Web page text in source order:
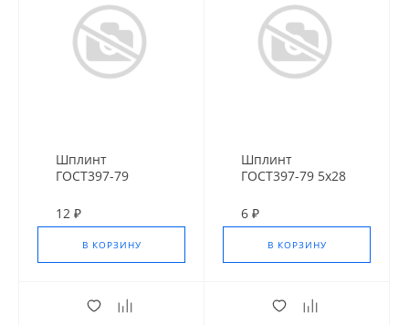
Шплинт
ГОСТ397-79
12 ₽
В КОРЗИНУ
Шплинт
ГОСТ397-79 5х28
6 ₽
В КОРЗИНУ